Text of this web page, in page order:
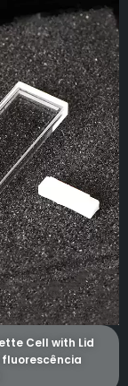
Cell with Lid